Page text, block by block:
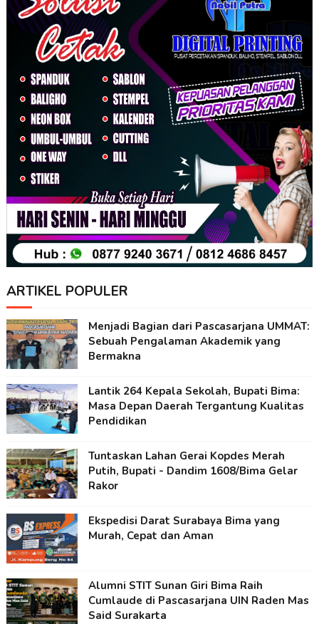
ARTIKEL POPULER
Menjadi Bagian dari Pascasarjana UMMAT:
Sebuah Pengalaman Akademik yang
Bermakna
Lantik 264 Kepala Sekolah, Bupati Bima:
Masa Depan Daerah Tergantung Kualitas
Pendidikan
Tuntaskan Lahan Gerai Kopdes Merah
Putih, Bupati - Dandim 1608/Bima Gelar
Rakor
Ekspedisi Darat Surabaya Bima yang
Murah, Cepat dan Aman
Alumni STIT Sunan Giri Bima Raih
Cumlaude di Pascasarjana UIN Raden Mas
Said Surakarta